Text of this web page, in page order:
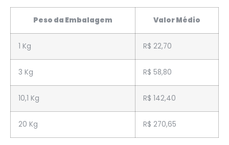
Peso da Embalagem Valor Médio
1 Kg R$ 22,70
3 Kg R$ 58,80
10,1 Kg R$ 142,40
20 Kg R$ 270,65